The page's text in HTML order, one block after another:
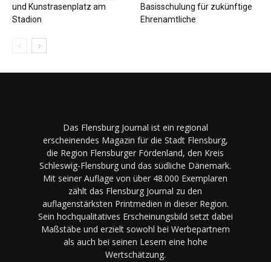
und Kunstrasenplatz am
Stadion
Basisschulung für zukünftige
Ehrenamtliche
Das Flensburg Journal ist ein regional
erscheinendes Magazin für die Stadt Flensburg,
die Region Flensburger Fördenland, den Kreis
Schleswig-Flensburg und das südliche Dänemark.
Mit seiner Auflage von über 48.000 Exemplaren
zählt das Flensburg Journal zu den
auflagenstärksten Printmedien in dieser Region.
Sein hochqualitatives Erscheinungsbild setzt dabei
Maßstäbe und erzielt sowohl bei Werbepartnern
als auch bei seinen Lesern eine hohe
Wertschätzung.